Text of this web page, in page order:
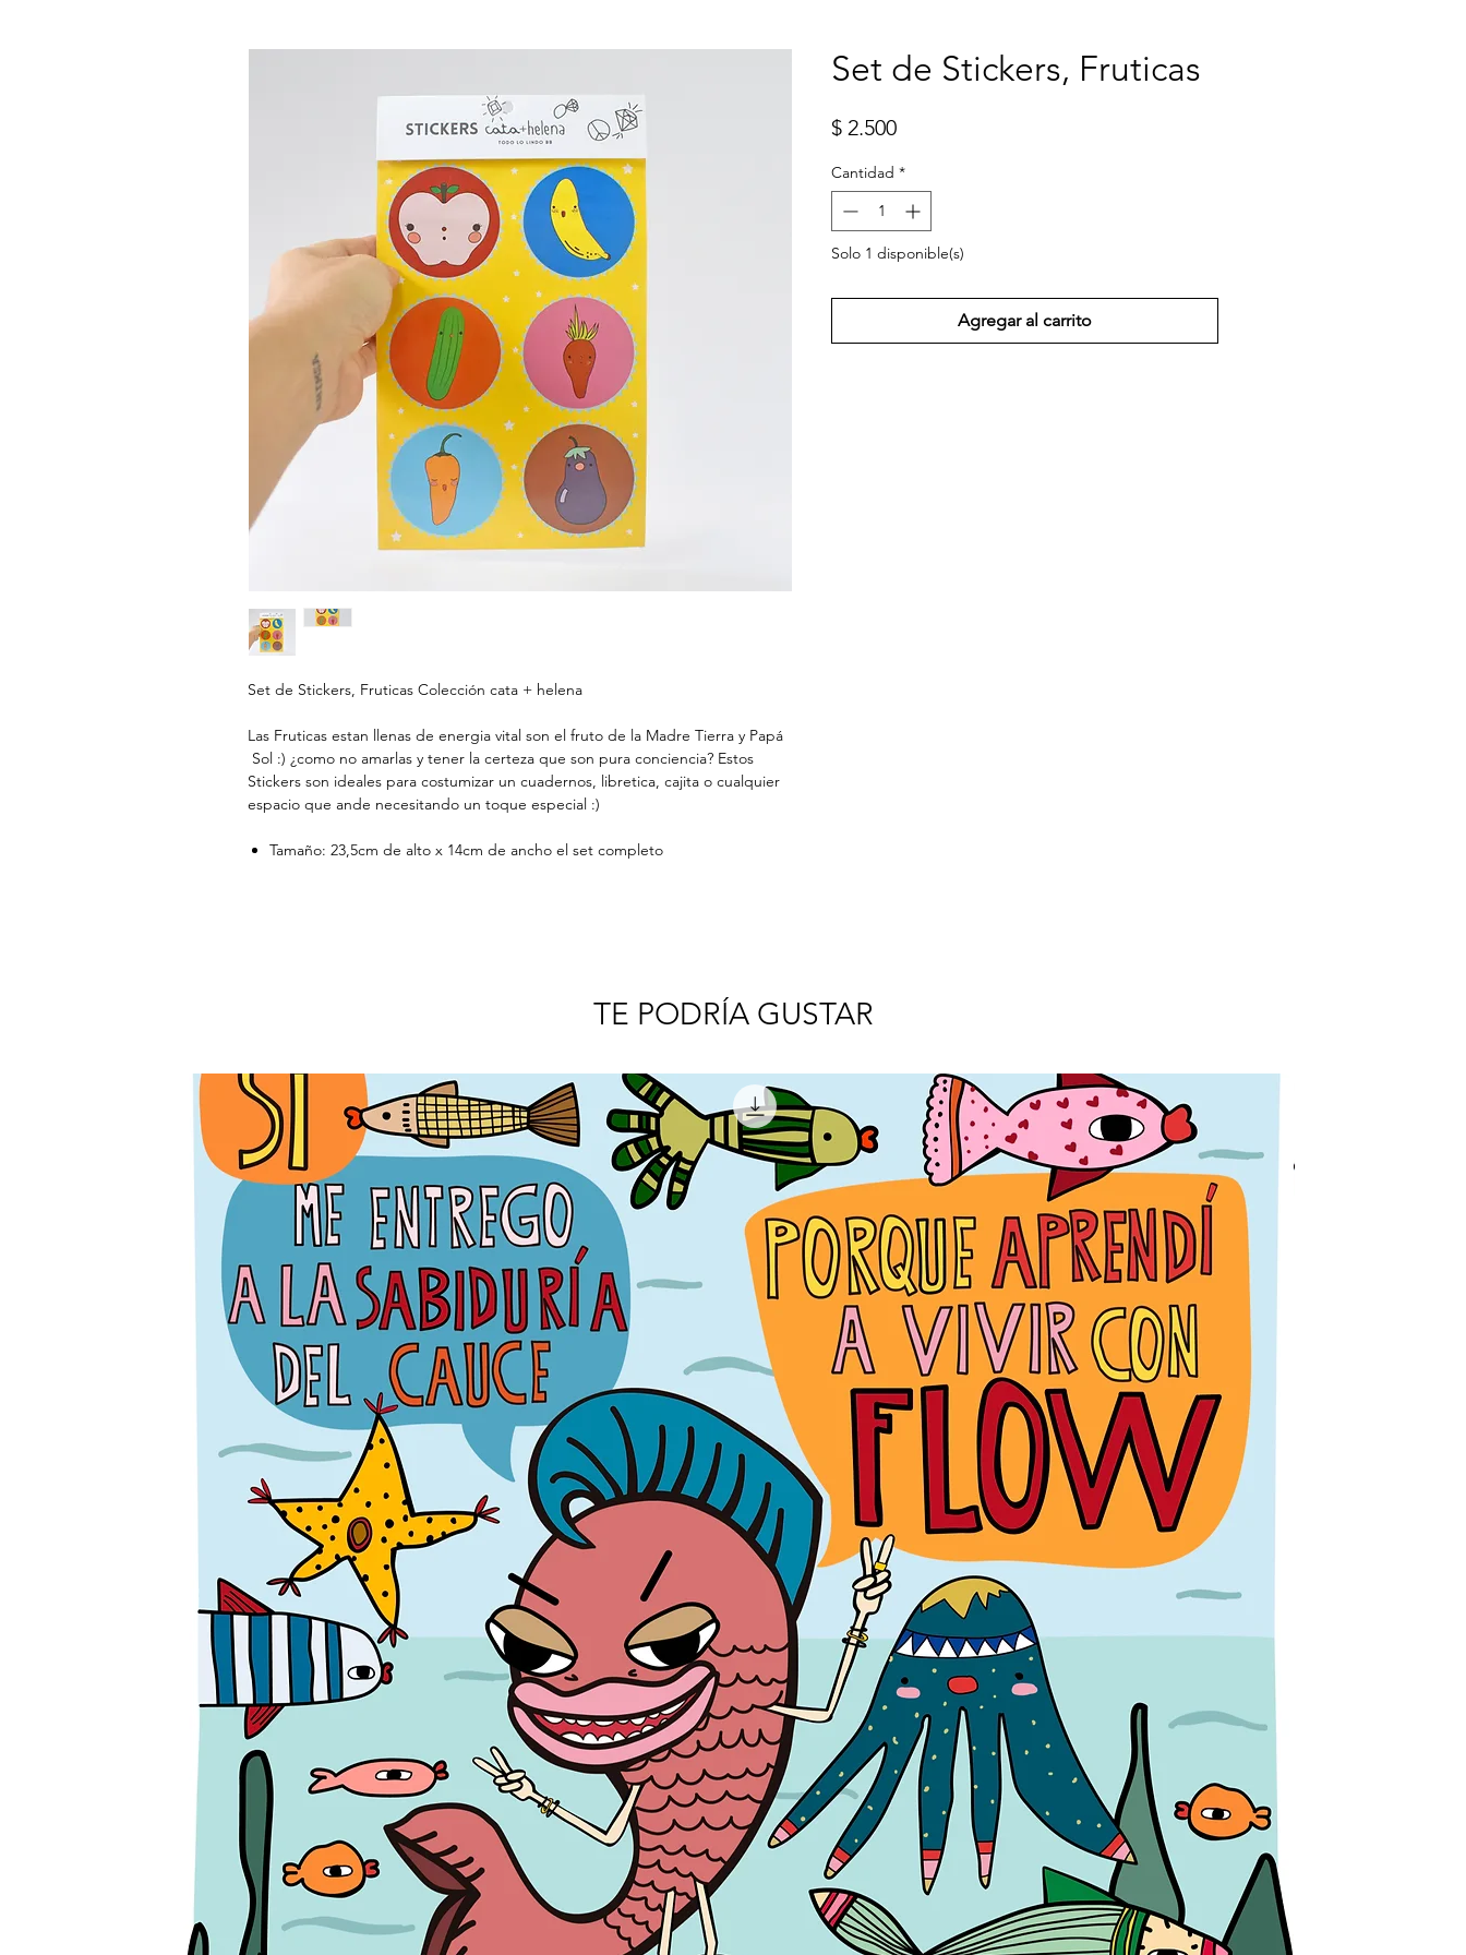
Set de Stickers, Fruticas Colección cata + helena
Las Fruticas estan llenas de energia vital son el fruto de la Madre Tierra y Papá
Sol :) ¿como no amarlas y tener la certeza que son pura conciencia? Estos
Stickers son ideales para costumizar un cuadernos, libretica, cajita o cualquier
espacio que ande necesitando un toque especial :)
Tamaño: 23,5cm de alto x 14cm de ancho el set completo
Set de Stickers, Fruticas
$ 2.500Precio
Cantidad *
Solo 1 disponible(s)
Agregar al carrito
TE PODRÍA GUSTAR